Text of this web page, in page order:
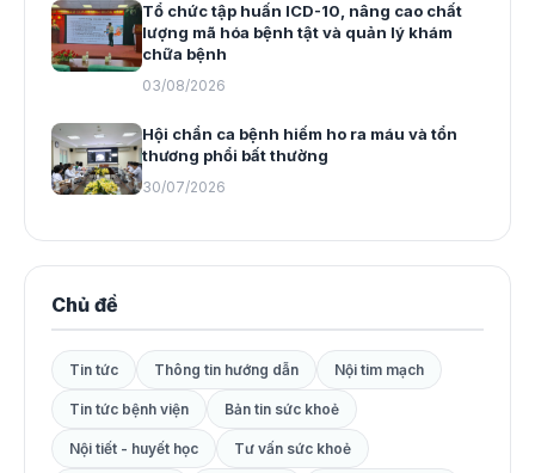
Tổ chức tập huấn ICD-10, nâng cao chất
lượng mã hóa bệnh tật và quản lý khám
chữa bệnh
03/08/2026
Hội chẩn ca bệnh hiếm ho ra máu và tổn
thương phổi bất thường
30/07/2026
Chủ đề
Tin tức Thông tin hướng dẫn Nội tim mạch
Tin tức bệnh viện Bản tin sức khoẻ
Nội tiết - huyết học Tư vấn sức khoẻ